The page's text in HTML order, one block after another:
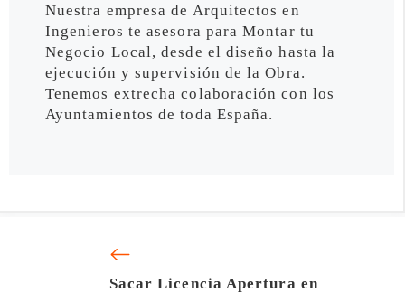
Nuestra empresa de Arquitectos en
Ingenieros te asesora para Montar tu
Negocio Local, desde el diseño hasta la
ejecución y supervisión de la Obra.
Tenemos extrecha colaboración con los
Ayuntamientos de toda España.
Sacar Licencia Apertura en